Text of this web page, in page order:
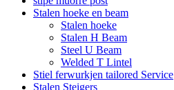
Stalen hoeke en beam
Stalen hoeke
Stalen H Beam
Steel U Beam
Welded T Lintel
Stiel ferwurkjen tailored Service
Stalen Steigers